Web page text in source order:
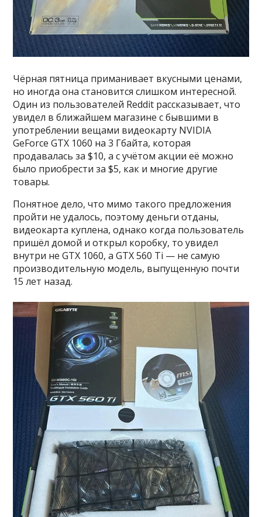
Чёрная пятница приманивает вкусными ценами,
но иногда она становится слишком интересной.
Один из пользователей Reddit рассказывает, что
увидел в ближайшем магазине с бывшими в
употреблении вещами видеокарту NVIDIA
GeForce GTX 1060 на 3 Гбайта, которая
продавалась за $10, а с учётом акции её можно
было приобрести за $5, как и многие другие
товары.
Понятное дело, что мимо такого предложения
пройти не удалось, поэтому деньги отданы,
видеокарта куплена, однако когда пользователь
пришёл домой и открыл коробку, то увидел
внутри не GTX 1060, а GTX 560 Ti — не самую
производительную модель, выпущенную почти
15 лет назад.